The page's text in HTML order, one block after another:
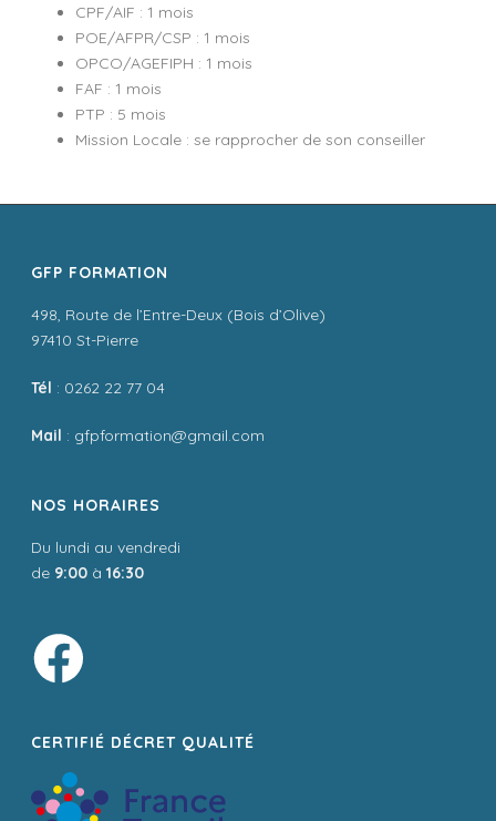
CPF/AIF : 1 mois
POE/AFPR/CSP : 1 mois
OPCO/AGEFIPH : 1 mois
FAF : 1 mois
PTP : 5 mois
Mission Locale : se rapprocher de son conseiller
GFP FORMATION
498, Route de l’Entre-Deux (Bois d’Olive)
97410 St-Pierre
Tél : 0262 22 77 04
Mail : gfpformation@gmail.com
NOS HORAIRES
Du lundi au vendredi
de 9:00 à16:30
CERTIFIÉ DÉCRET QUALITÉ